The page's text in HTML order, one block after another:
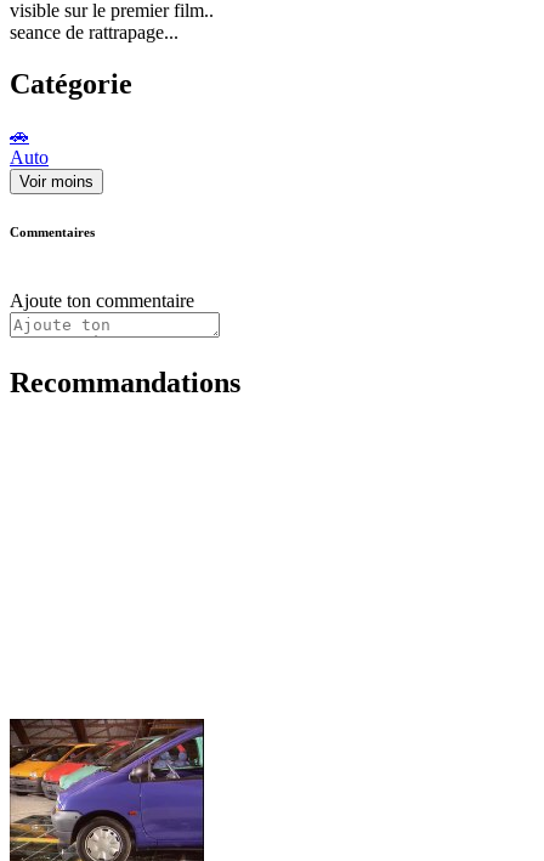
visible sur le premier film..
seance de rattrapage...
Catégorie
🚗
Auto
Voir moins
Commentaires
Ajoute ton commentaire
Recommandations